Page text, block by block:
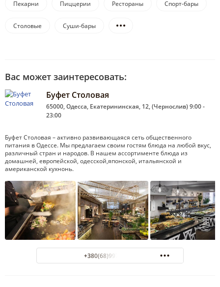
Пекарни Пиццерии Рестораны Спорт-бары
Столовые Суши-бары
Вас может заинтересовать:
Буфет Столовая
65000, Одесса, Екатерининская, 12, (Чернослив) 9:00 -
23:00
Буфет Столовая – активно развивающаяся сеть общественного
питания в Одессе. Мы предлагаем своим гостям блюда на любой вкус,
различный стран и народов. В нашем ассортименте блюда из
домашней, европейской, одесской,японской, итальянской и
американской кухнонь.
+380(68)997-79-77